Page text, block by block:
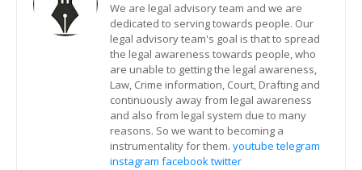
We are legal advisory team and we are
dedicated to serving towards people. Our
legal advisory team's goal is that to spread
the legal awareness towards people, who
are unable to getting the legal awareness,
Law, Crime information, Court, Drafting and
continuously away from legal awareness
and also from legal system due to many
reasons. So we want to becoming a
instrumentality for them. youtube telegram
instagram facebooktwitter